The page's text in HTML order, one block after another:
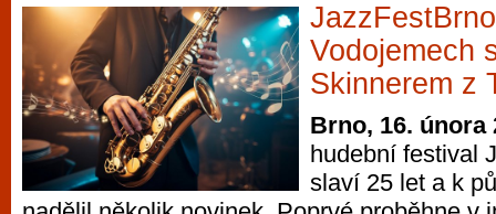
Vodojemech
Skinnerem z
Brno, 16. února
hudební festival
slaví 25 let a k